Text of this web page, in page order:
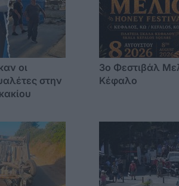
οι
στην
3o Φεστιβάλ
Κέφαλο